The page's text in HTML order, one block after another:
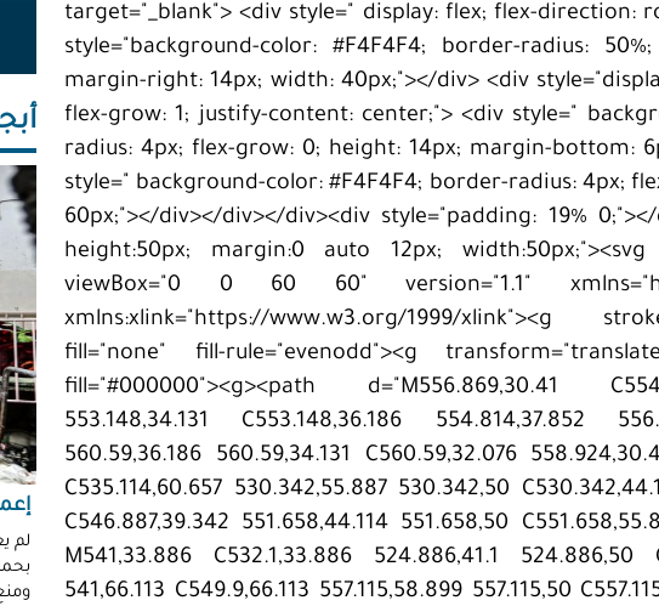
target="_blank"> <div style=" display: flex; flex-direction:
style="background-color: #F4F4F4; border-radius:
margin-right: 14px; width: 40px;"></div> <div
flex-grow: 1; justify-content: center;"> <div style="
radius: 4px; flex-grow: 0; height: 14px; margin-bottom:
style=" background-color: #F4F4F4; border-radius: 4px;
60px;"></div></div></div><div style="padding: 19%
height:50px; margin:0 auto 12px; width:50px;"><svg
viewBox="0 0 60 60" version="1.1"
xmlns:xlink="https://www.w3.org/1999/xlink"><g
fill="none" fill-rule="evenodd"><g
fill="#000000"><g><path d="M556.869,30.41
553.148,34.131 C553.148,36.186 554.814,37.852
560.59,36.186 560.59,34.131 C560.59,32.076
C535.114,60.657 530.342,55.887 530.342,50
C546.887,39.342 551.658,44.114 551.658,50
M541,33.886 C532.1,33.886 524.886,41.1 524.886,50
541,66.113 C549.9,66.113 557.115,58.899 557.115,50
لم